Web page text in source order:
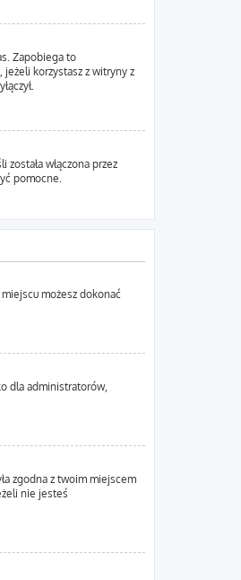
Zapobiega to
jeżeli korzystasz z witryny z
włączona przez
pomocne.
możesz dokonać
dla administratorów,
zgodna z twoim miejscem
nie jesteś